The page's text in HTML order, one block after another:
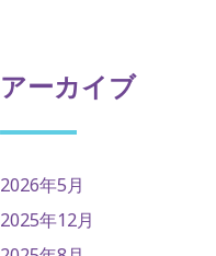
アーカイブ
2026年5月
2025年12月